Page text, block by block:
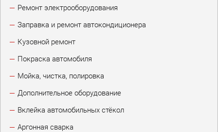
Ремонт электрооборудования
Заправка и ремонт автокондиционера
Кузовной ремонт
Покраска автомобиля
Мойка, чистка, полировка
Дополнительное оборудование
Вклейка автомобильных стёкол
Аргонная сварка